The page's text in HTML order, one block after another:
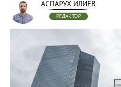
АСПАРУХ ИЛИЕВ
РЕДАКТОР